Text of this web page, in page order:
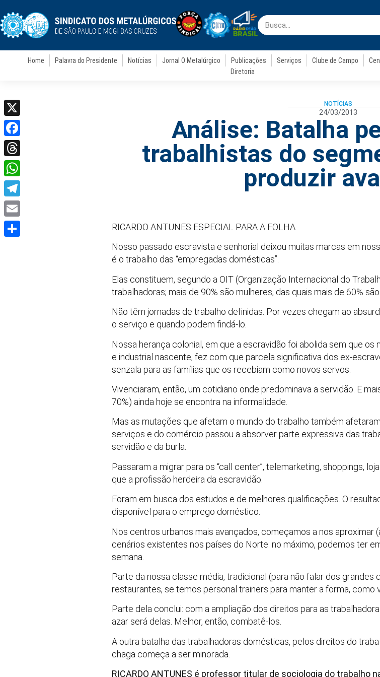
Home Palavra do Presidente Notícias Jornal O Metalúrgico Publicações Serviços Clube de Campo
Diretoria
NOTÍCIAS
24/03/2013
Análise: Batalha
trabalhistas do
produzir
RICARDO ANTUNES ESPECIAL PARA A FOLHA
Nosso passado escravista e senhorial deixou muitas marcas em
é o trabalho das “empregadas domésticas”.
Elas constituem, segundo a OIT (Organização Internacional do
trabalhadoras; mais de 90% são mulheres, das quais mais de 60% são
Não têm jornadas de trabalho definidas. Por vezes chegam ao
o serviço e quando podem findá-lo.
Nossa herança colonial, em que a escravidão foi abolida sem que
e industrial nascente, fez com que parcela significativa dos ex-
senzala para as famílias que os recebiam como novos servos.
Vivenciaram, então, um cotidiano onde predominava a servidão. E
70%) ainda hoje se encontra na informalidade.
Mas as mutações que afetam o mundo do trabalho também
serviços e do comércio passou a absorver parte expressiva das
servidão e da burla.
Passaram a migrar para os “call center”, telemarketing, shoppings,
que a profissão herdeira da escravidão.
Foram em busca dos estudos e de melhores qualificações. O
disponível para o emprego doméstico.
Nos centros urbanos mais avançados, começamos a nos aproximar
cenários existentes nos países do Norte: no máximo, podemos ter
semana.
Parte da nossa classe média, tradicional (para não falar dos
restaurantes, se temos personal trainers para manter a forma,
Parte dela conclui: com a ampliação dos direitos para as
azar será delas. Melhor, então, combatê-los.
A outra batalha das trabalhadoras domésticas, pelos direitos do
chaga começa a ser minorada.
RICARDO ANTUNES é professor titular de sociologia do trabalho
X
Facebook
Threads
WhatsApp
Telegram
Email